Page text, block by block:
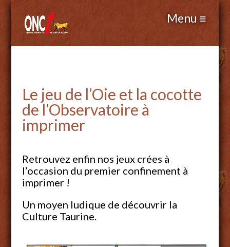
Le jeu de l’Oie et la cocotte
de l’Observatoire à
imprimer
Retrouvez enfin nos jeux crées à
l’occasion du premier confinement à
imprimer !
Un moyen ludique de découvrir la
Culture Taurine.